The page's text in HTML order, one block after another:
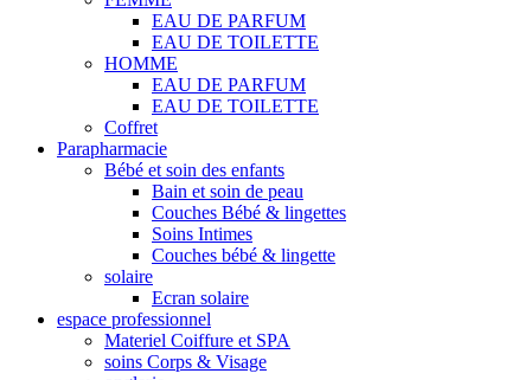
EAU DE PARFUM
EAU DE TOILETTE
HOMME
EAU DE PARFUM
EAU DE TOILETTE
Coffret
Parapharmacie
Bébé et soin des enfants
Bain et soin de peau
Couches Bébé & lingettes
Soins Intimes
Couches bébé & lingette
solaire
Ecran solaire
espace professionnel
Materiel Coiffure et SPA
soins Corps & Visage